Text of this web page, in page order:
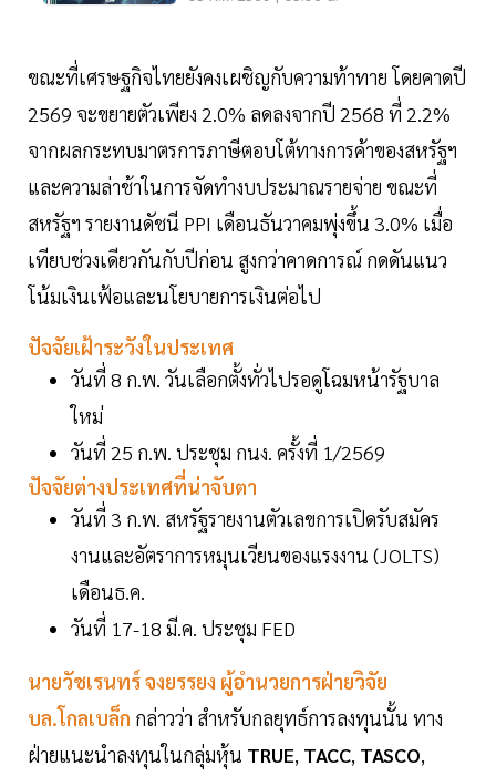
ขณะที่เศรษฐกิจไทยยังคงเผชิญกับความท้าทาย โดยคาดปี
2569 จะขยายตัวเพียง 2.0% ลดลงจากปี 2568 ที่ 2.2%
จากผลกระทบมาตรการภาษีตอบโต้ทางการค้าของสหรัฐฯ
และความล่าช้าในการจัดทำงบประมาณรายจ่าย ขณะที่
สหรัฐฯ รายงานดัชนี PPI เดือนธันวาคมพุ่งขึ้น 3.0% เมื่อ
เทียบช่วงเดียวกันกับปีก่อน สูงกว่าคาดการณ์ กดดันแนว
โน้มเงินเฟ้อและนโยบายการเงินต่อไป
ปัจจัยเฝ้าระวังในประเทศ
วันที่ 8 ก.พ. วันเลือกตั้งทั่วไปรอดูโฉมหน้ารัฐบาล
ใหม่
วันที่ 25 ก.พ. ประชุม กนง. ครั้งที่ 1/2569
ปัจจัยต่างประเทศที่น่าจับตา
วันที่ 3 ก.พ. สหรัฐรายงานตัวเลขการเปิดรับสมัคร
งานและอัตราการหมุนเวียนของแรงงาน (JOLTS)
เดือนธ.ค.
วันที่ 17-18 มี.ค. ประชุม FED
นายวัชเรนทร์ จงยรรยง ผู้อำนวยการฝ่ายวิจัย
บล.โกลเบล็ก กล่าวว่า สำหรับกลยุทธ์การลงทุนนั้น ทาง
ฝ่ายแนะนำลงทุนในกลุ่มหุ้น TRUE, TACC, TASCO,